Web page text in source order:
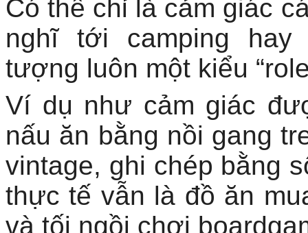
Có thể chỉ là cảm giác
nghĩ tới camping
tượng luôn một kiểu
Ví dụ như cảm giác
nấu ăn bằng nồi gang
vintage, ghi chép bằng
thực tế vẫn là đồ ăn
và tối ngồi chơi